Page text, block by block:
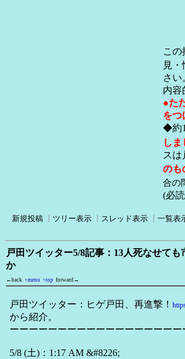
この
見
さ
内容
●た
をつ
◆約
しま
スは
のも
合の
(必読
新規投稿 ツリー表示 スレッド表示 一覧表
戸田ツイッター5/8記事：13人死なせて
か
←back ↑menu ↑top forward→
戸田ツイッター：ヒゲ戸田、再進撃！
から紹介。
ーーーーーーーーーーーーーーーーー
5/8 (土)：1:17 AM &#8226;